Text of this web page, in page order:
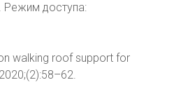
Режим доступа:
walking roof support for